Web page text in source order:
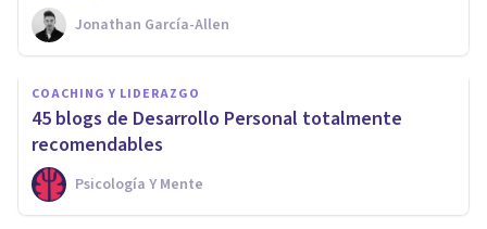
Jonathan García-Allen
COACHING Y LIDERAZGO
45 blogs de Desarrollo Personal totalmente
recomendables
Psicología Y Mente
COACHING Y LIDERAZGO
Desarrollo personal y
profesional ante tus nuevos
propósitos para el 2021
Upad Psicología Y Coaching